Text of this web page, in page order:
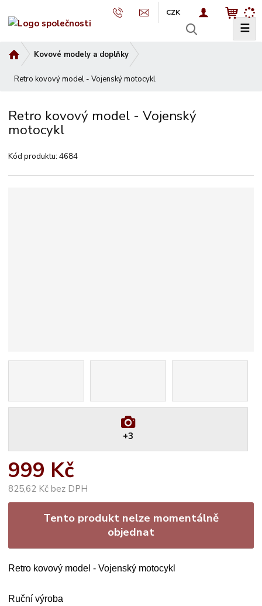
CZK
☰
v
o
í
s
r
Kovové modely a doplňky
Retro kovový model - Vojenský motocykl
Retro kovový model - Vojenský
motocykl
Kód produktu:4684
+3
999 Kč
825,62 Kč bez DPH
Tento produkt nelze momentálně
objednat
Retro kovový model - Vojenský motocykl
Ruční výroba